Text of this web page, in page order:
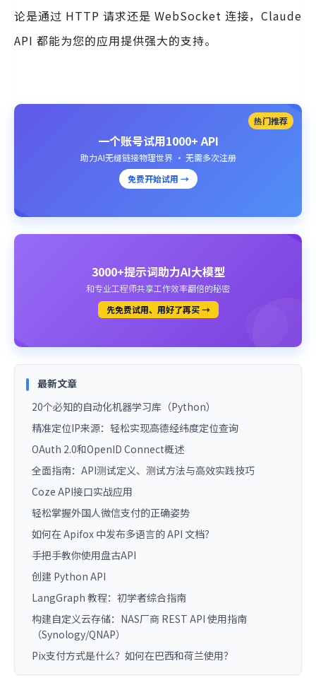
论是通过 HTTP 请求还是 WebSocket 连接，Claude
API 都能为您的应用提供强大的支持。
热门推荐
一个账号试用1000+ API
助力AI无缝链接物理世界 · 无需多次注册
免费开始试用 →
3000+提示词助力AI大模型
和专业工程师共享工作效率翻倍的秘密
先免费试用、用好了再买 →
最新文章
20个必知的自动化机器学习库（Python）
精准定位IP来源：轻松实现高德经纬度定位查询
OAuth 2.0和OpenID Connect概述
全面指南：API测试定义、测试方法与高效实践技巧
Coze API接口实战应用
轻松掌握外国人微信支付的正确姿势
如何在 Apifox 中发布多语言的 API 文档？
手把手教你使用盘古API
创建 Python API
LangGraph 教程：初学者综合指南
构建自定义云存储：NAS厂商 REST API 使用指南
（Synology/QNAP）
Pix支付方式是什么？如何在巴西和荷兰使用？